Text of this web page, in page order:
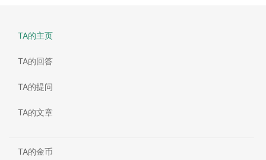
TA的主页
TA的回答
TA的提问
TA的文章
TA的金币